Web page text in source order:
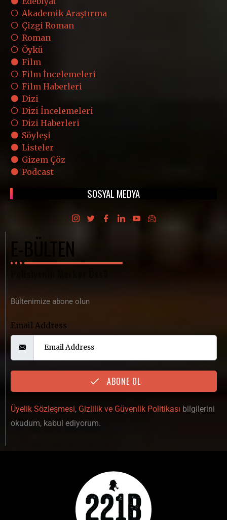
Akademik Araştırma
Çizgi Roman
Roman
Öykü
Film
Film İncelemeleri
Film Haberleri
Dizi
Dizi İncelemeleri
Dizi Haberleri
Söyleşi
Listeler
Gizem Çöz
Podcast
SOSYAL MEDYA
E-BÜLTEN
Bültenimize abone olun
Email Address
ABONE OL
Üyelik Sözleşmesi, Gizlilik ve Güvenlik Politikası bilgilerini
okudum, kabul ediyorum.